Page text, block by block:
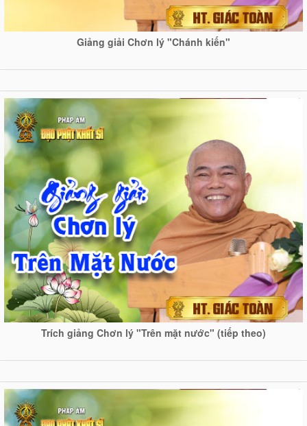
Giảng giải Chơn lý "Chánh kiến"
Trích giảng Chơn lý "Trên mặt nước" (tiếp theo)